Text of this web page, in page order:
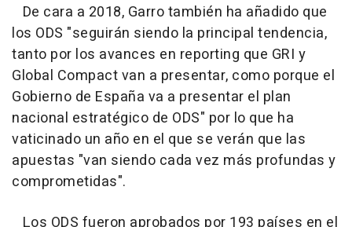
De cara a 2018, Garro también ha añadido que
los ODS "seguirán siendo la principal tendencia,
tanto por los avances en reporting que GRI y
Global Compact van a presentar, como porque el
Gobierno de España va a presentar el plan
nacional estratégico de ODS" por lo que ha
vaticinado un año en el que se verán que las
apuestas "van siendo cada vez más profundas y
comprometidas".
Los ODS fueron aprobados por 193 países en el